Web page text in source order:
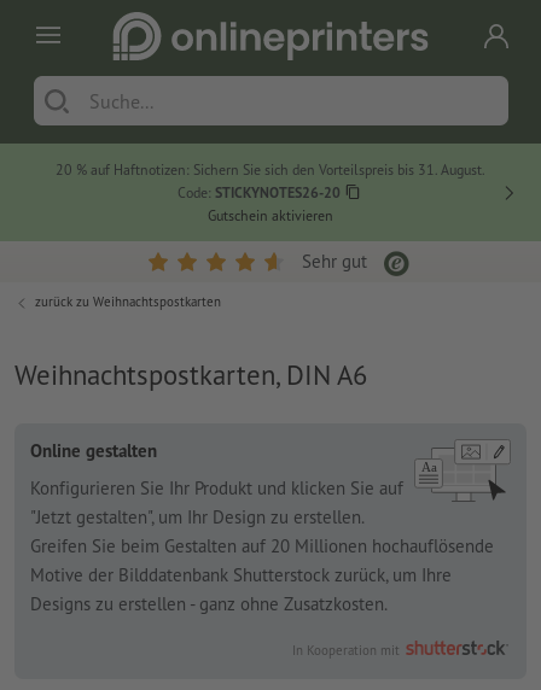
20 % auf Haftnotizen: Sichern Sie sich den Vorteilspreis bis 31. August.
Code: STICKYNOTES26-20
Gutschein aktivieren
Sehr gut
zurück zu Weihnachtspostkarten
Weihnachtspostkarten, DIN A6
In Kooperation mit
Online gestalten
Konfigurieren Sie Ihr Produkt und klicken Sie auf
"Jetzt gestalten", um Ihr Design zu erstellen.
Greifen Sie beim Gestalten auf 20 Millionen hochauflösende
Motive der Bilddatenbank Shutterstock zurück, um Ihre
Designs zu erstellen - ganz ohne Zusatzkosten.